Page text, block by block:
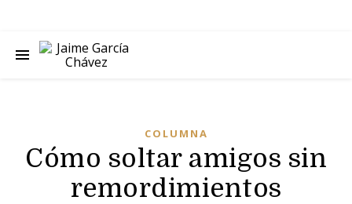
COLUMNA
Cómo soltar amigos sin
remordimientos